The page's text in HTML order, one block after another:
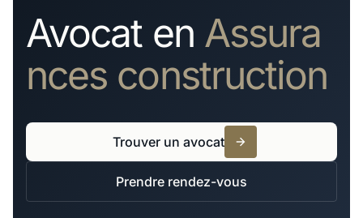
Avocat en Assura
nces construction
Trouver un avocat
Prendre rendez-vous